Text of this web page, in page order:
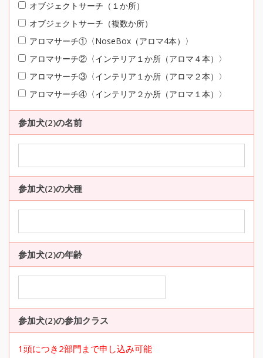
オブジェクトサーチ（１か所）
オブジェクトサーチ（複数か所）
アロマサーチ①〈NoseBox（アロマ4本）〉
アロマサーチ②〈インテリア１か所（アロマ４本）〉
アロマサーチ③〈インテリア１か所（アロマ２本）〉
アロマサーチ④〈インテリア２か所（アロマ１本）〉
参加犬(2)の名前
参加犬(2)の犬種
参加犬(2)の年齢
参加犬(2)の参加クラス
1頭につき2部門まで申し込み可能